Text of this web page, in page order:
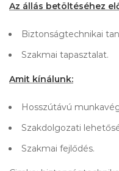
Az állás betöltéséhez
Biztonságtechnikai
Szakmai tapasztalat.
Amit kínálunk:
Hosszútávú
Szakdolgozati
Szakmai fejlődés.